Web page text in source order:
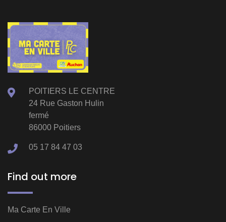
POITIERS LE CENTRE
24 Rue Gaston Hulin
fermé
86000 Poitiers
05 17 84 47 03
Find out more
Ma Carte En Ville